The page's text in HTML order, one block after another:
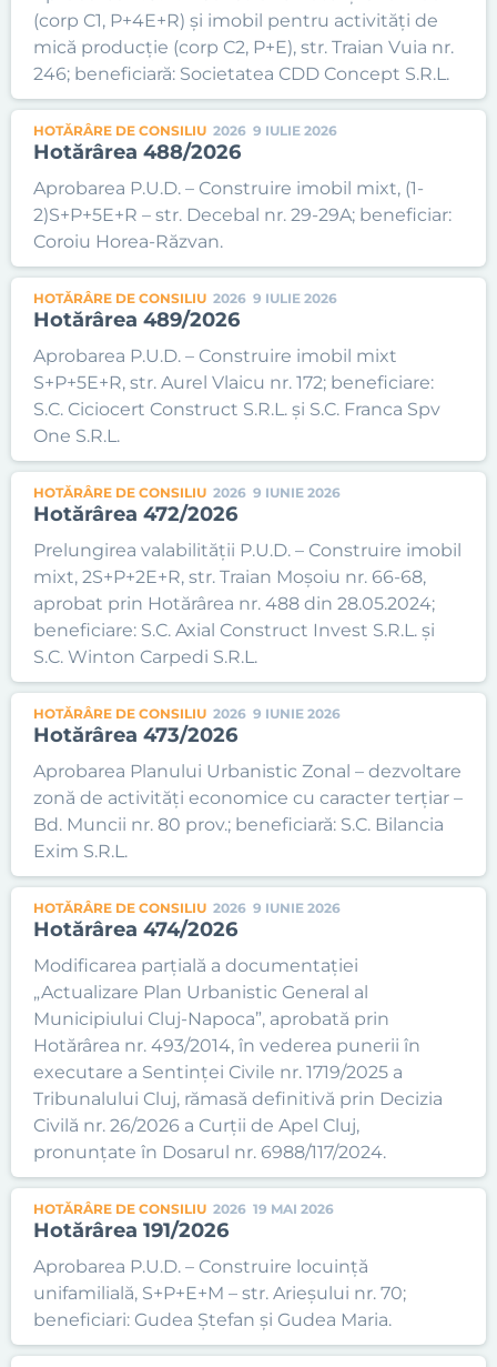
(corp C1, P+4E+R) și imobil pentru activități de
mică producție (corp C2, P+E), str. Traian Vuia nr.
246; beneficiară: Societatea CDD Concept S.R.L.
HOTĂRÂRE DE CONSILIU 2026 9 IULIE 2026
Hotărârea 488/2026
Aprobarea P.U.D. – Construire imobil mixt, (1-
2)S+P+5E+R – str. Decebal nr. 29-29A; beneficiar:
Coroiu Horea-Răzvan.
HOTĂRÂRE DE CONSILIU 2026 9 IULIE 2026
Hotărârea 489/2026
Aprobarea P.U.D. – Construire imobil mixt
S+P+5E+R, str. Aurel Vlaicu nr. 172; beneficiare:
S.C. Ciciocert Construct S.R.L. și S.C. Franca Spv
One S.R.L.
HOTĂRÂRE DE CONSILIU 2026 9 IUNIE 2026
Hotărârea 472/2026
Prelungirea valabilității P.U.D. – Construire imobil
mixt, 2S+P+2E+R, str. Traian Moșoiu nr. 66-68,
aprobat prin Hotărârea nr. 488 din 28.05.2024;
beneficiare: S.C. Axial Construct Invest S.R.L. și
S.C. Winton Carpedi S.R.L.
HOTĂRÂRE DE CONSILIU 2026 9 IUNIE 2026
Hotărârea 473/2026
Aprobarea Planului Urbanistic Zonal – dezvoltare
zonă de activități economice cu caracter terțiar –
Bd. Muncii nr. 80 prov.; beneficiară: S.C. Bilancia
Exim S.R.L.
HOTĂRÂRE DE CONSILIU 2026 9 IUNIE 2026
Hotărârea 474/2026
Modificarea parțială a documentației
„Actualizare Plan Urbanistic General al
Municipiului Cluj-Napoca”, aprobată prin
Hotărârea nr. 493/2014, în vederea punerii în
executare a Sentinței Civile nr. 1719/2025 a
Tribunalului Cluj, rămasă definitivă prin Decizia
Civilă nr. 26/2026 a Curții de Apel Cluj,
pronunțate în Dosarul nr. 6988/117/2024.
HOTĂRÂRE DE CONSILIU 2026 19 MAI 2026
Hotărârea 191/2026
Aprobarea P.U.D. – Construire locuință
unifamilială, S+P+E+M – str. Arieșului nr. 70;
beneficiari: Gudea Ștefan și Gudea Maria.